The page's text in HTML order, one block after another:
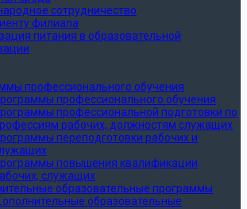
сотрудничество
филиала
питания в образовательной
профессионального обучения
профессионального обучения
профессиональной подготовки по
рабочих, должностям служащих
переподготовки рабочих и
повышения квалификации
служащих
образовательные программы
образовательные